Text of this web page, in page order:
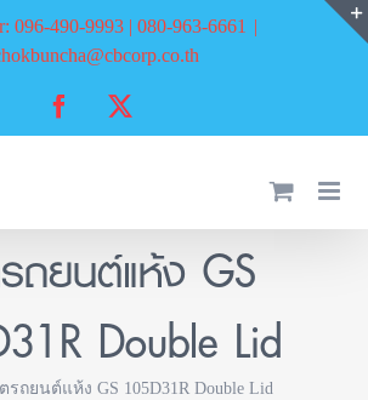
096-490-9993 | 080-963-6661 |
Facebook
ถยนต์แห้ง GS
Double Lid
รถยนต์แห้ง GS 105D31R Double Lid